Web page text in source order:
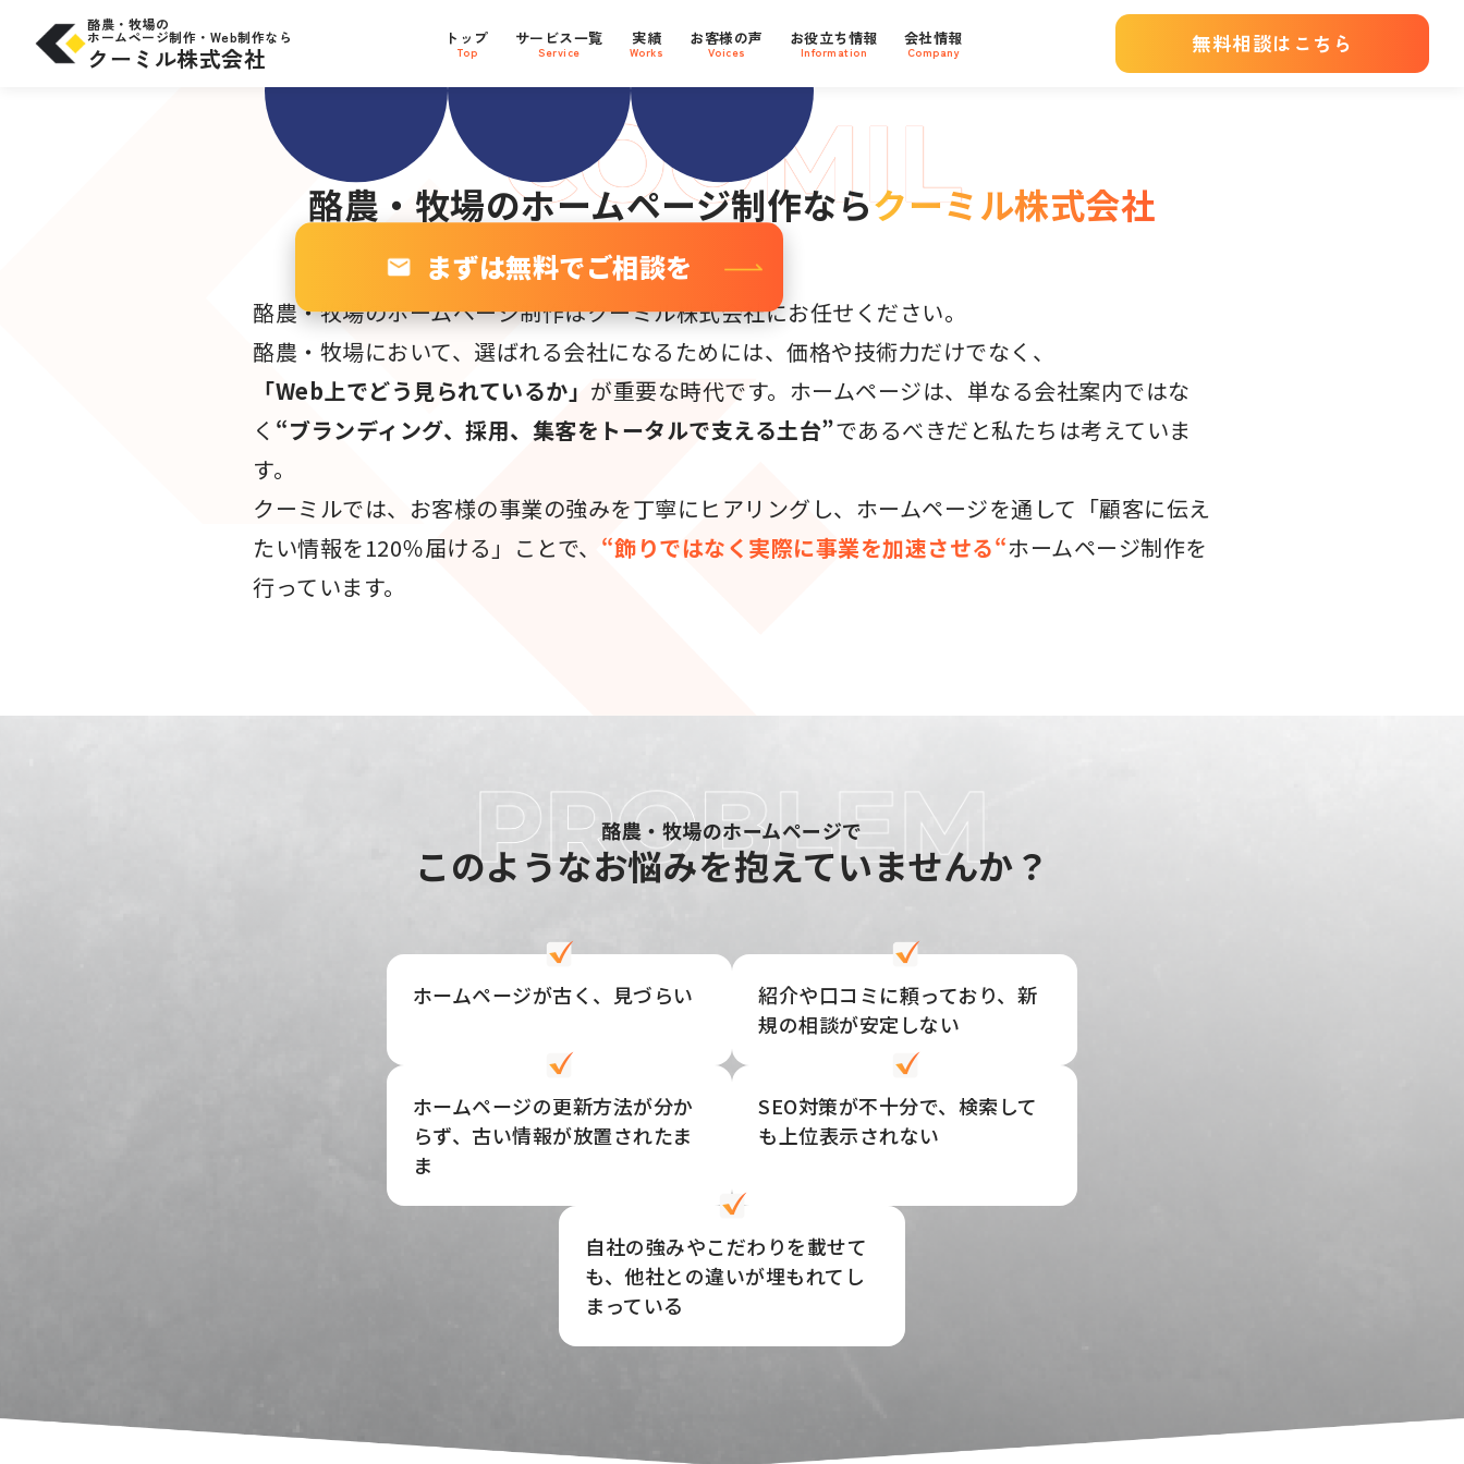
酪農・牧場の
ホームページ制作・Web制作なら
クーミル株式会社
トップ
Top
サービス一覧
Service
実績
Works
お客様の声
Voices
お役立ち情報
Information
会社情報
Company 無料相談はこちら
サイト設計 Webサイト 800社
まずは無料でご相談を
酪農・牧場のホームページ制作ならクーミル株式会社
酪農・牧場のホームページ制作はクーミル株式会社にお任せください。
酪農・牧場において、選ばれる会社になるためには、価格や技術力だけでなく、
「Web上でどう見られているか」 が重要な時代です。ホームページは、単なる会社案内ではな
く “ブランディング、採用、集客をトータルで支える土台”であるべきだと私たちは考えていま
す。
クーミルでは、お客様の事業の強みを丁寧にヒアリングし、ホームページを通して「顧客に伝え
たい情報を120％届ける」ことで、 “飾りではなく実際に事業を加速させる“ホームページ制作を
行っています。
酪農・牧場のホームページで
このようなお悩みを抱えていませんか？
ホームページが古く、見づらい
紹介や口コミに頼っており、新
規の相談が安定しない
ホームページの更新方法が分か
らず、古い情報が放置されたま
ま
SEO対策が不十分で、検索して
も上位表示されない
自社の強みやこだわりを載せて
も、他社との違いが埋もれてし
まっている